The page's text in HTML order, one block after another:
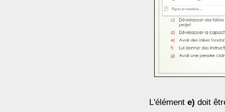
L'élémente) doit